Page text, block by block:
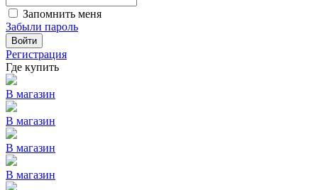
Запомнить меня
Забыли пароль
Войти
Регистрация
Где купить
В магазин
В магазин
В магазин
В магазин